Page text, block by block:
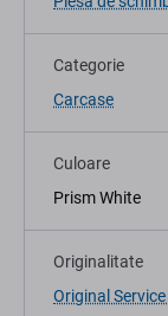
Categorie
Carcase
Culoare
Prism White
Originalitate
Original